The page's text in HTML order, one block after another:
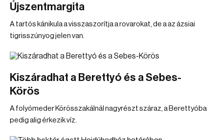
Újszentmargita
A tartós kánikula a visszaszorítja a rovarokat, de a az ázsiai
tigrisszúnyog jelen van.
Kiszáradhat a Berettyó és a Sebes-
Körös
A folyómeder Körösszakálnál nagyrészt száraz, a Berettyóba
pedig alig érkezik víz.